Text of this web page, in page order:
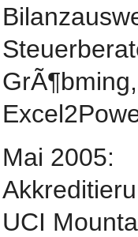
GrÃ¶bming,
Mai 2005:
UCI